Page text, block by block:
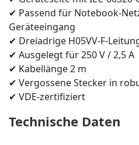
✔ Passend für Notebook-
Geräteeingang
✔ Dreiadrige H05VV-F-
✔ Ausgelegt für 250 V / 2,5 A
✔ Kabellänge 2 m
✔ Vergossene Stecker in
✔ VDE-zertifiziert
Technische Daten